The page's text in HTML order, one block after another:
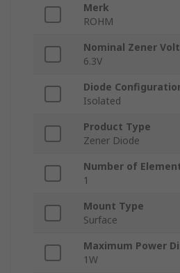
Merk
ROHM
Nominal Zener
6.3V
Diode
Isolated
Product Type
Zener Diode
Number of
1
Mount Type
Surface
Maximum Power
1W